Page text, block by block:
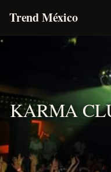
Trend México
KARMA